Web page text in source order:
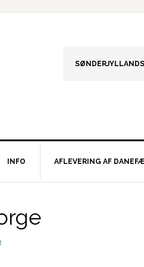
INFO AFLEVERING AF DANEFÆ